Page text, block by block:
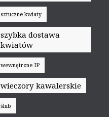
sztuczne kwiaty
szybka dostawa
kwiatów
wewnętrzne IP
wieczory kawalerskie
ślub